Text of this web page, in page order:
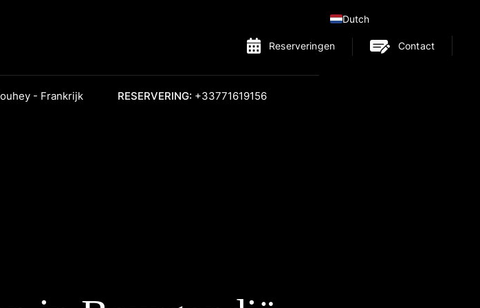
Reserveringen Contact
- Frankrijk RESERVERING: +33771619156
Dutch